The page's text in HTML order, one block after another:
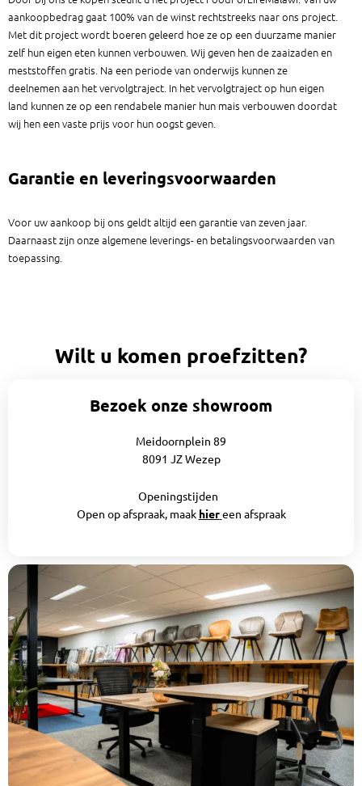
aankoopbedrag gaat 100% van de winst rechtstreeks naar ons project.
Met dit project wordt boeren geleerd hoe ze op een duurzame manier
zelf hun eigen eten kunnen verbouwen. Wij geven hen de zaaizaden en
meststoffen gratis. Na een periode van onderwijs kunnen ze
deelnemen aan het vervolgtraject. In het vervolgtraject op hun eigen
land kunnen ze op een rendabele manier hun mais verbouwen doordat
wij hen een vaste prijs voor hun oogst geven.
Garantie en leveringsvoorwaarden
Voor uw aankoop bij ons geldt altijd een garantie van zeven jaar.
Daarnaast zijn onze algemene leverings- en betalingsvoorwaarden van
toepassing.
Wilt u komen proefzitten?
Bezoek onze showroom
Meidoornplein 89
8091 JZ Wezep
Openingstijden
Open op afspraak, maak hiereen afspraak